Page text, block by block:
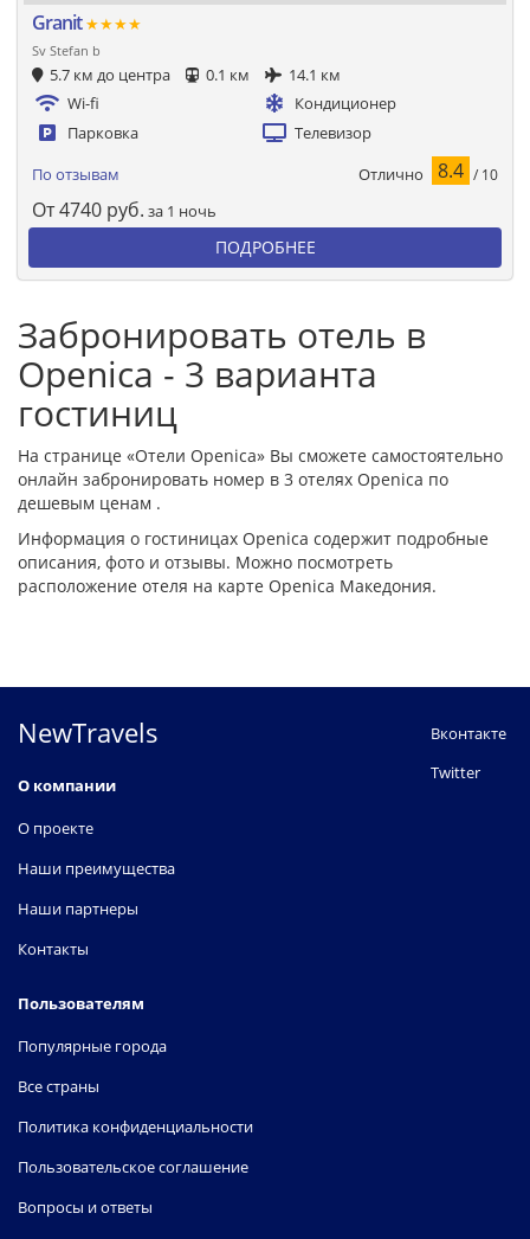
Granit★★★★
Sv Stefan b
5.7 км до центра 0.1 км
14.1 км
Wi-fi
Кондиционер
Парковка
Телевизор
По отзывам Отлично 8.4 / 10
От4740 руб. за 1 ночь
ПОДРОБНЕЕ
Забронировать отель в
Openica - 3 варианта
гостиниц
На странице «Отели Openica» Вы сможете самостоятельно
онлайн забронировать номер в 3 отелях Openica по
дешевым ценам .
Информация о гостиницах Openica содержит подробные
описания, фото и отзывы. Можно посмотреть
расположение отеля на карте Openica Македония.
NewTravels
О компании
О проекте
Наши преимущества
Наши партнеры
Контакты
Пользователям
Популярные города
Все страны
Политика конфиденциальности
Пользовательское соглашение
Вопросы и ответы
Вконтакте
Twitter